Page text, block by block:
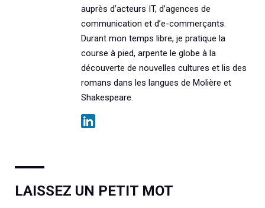
auprès d’acteurs IT, d’agences de
communication et d’e-commerçants.
Durant mon temps libre, je pratique la
course à pied, arpente le globe à la
découverte de nouvelles cultures et lis des
romans dans les langues de Molière et
Shakespeare.
LAISSEZ UN PETIT MOT